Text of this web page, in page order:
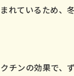
れているため、
チンの効果で、